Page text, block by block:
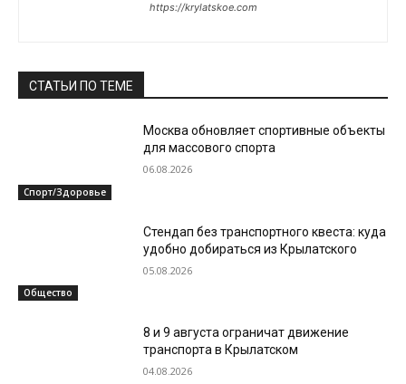
https://krylatskoe.com
СТАТЬИ ПО ТЕМЕ
Спорт/Здоровье
Москва обновляет спортивные объекты
для массового спорта
06.08.2026
Общество
Стендап без транспортного квеста: куда
удобно добираться из Крылатского
05.08.2026
8 и 9 августа ограничат движение
транспорта в Крылатском
04.08.2026